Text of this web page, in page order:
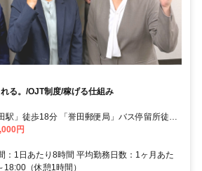
る。/OJT制度/稼げる仕組み
駅」徒歩18分 「誉田郵便局」バス停留所徒歩
円
：1日あたり8時間 平均勤務日数：1ヶ月あた
（休憩1時間）